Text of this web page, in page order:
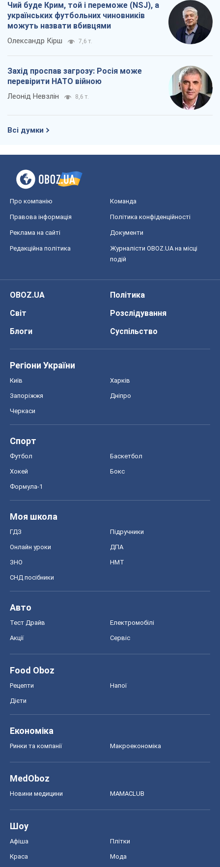
Чий буде Крим, той і переможе (NSJ), а
українських футбольних чиновників
можуть назвати вбивцями
Олександр Кірш 7,6 т.
Захід проспав загрозу: Росія може
перевірити НАТО війною
Леонід Невзлін 8,6 т.
Всі думки
Про компанію Команда
Правова інформація Політика конфіденційності
Реклама на сайті Документи
Редакційна політика
Журналісти OBOZ.UA на місці
подій
OBOZ.UA
Політика
Світ
Розслідування
Блоги
Суспільство
Регіони України
Київ Харків
Запоріжжя Дніпро
Черкаси
Спорт
Футбол Баскетбол
Хокей Бокс
Формула-1
Моя школа
ГДЗ Підручники
Онлайн уроки ДПА
ЗНО НМТ
СНД посібники
Авто
Тест Драйв Електромобілі
Акції Сервіс
Food Oboz
Рецепти Напої
Дієти
Економіка
Ринки та компанії Макроекономіка
MedOboz
Новини медицини MAMACLUB
Шоу
Афіша Плітки
Краса Мода